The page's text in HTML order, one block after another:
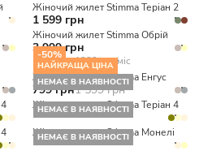
Жіночий жилет Stimma Теріан 2
1 599 грн
Жіночий жилет Stimma Обрій
3 999 грн
від 1333 грн/міс
-50%
Жіночий жилет Stimma Енгус
799 грн1 599 грн
НАЙКРАЩА ЦІНА
НЕМАЄ В НАЯВНОСТІ
Жіночий жилет Stimma Теріан 4
НЕМАЄ В НАЯВНОСТІ
Жіночий жилет Stimma Монелі
НЕМАЄ В НАЯВНОСТІ